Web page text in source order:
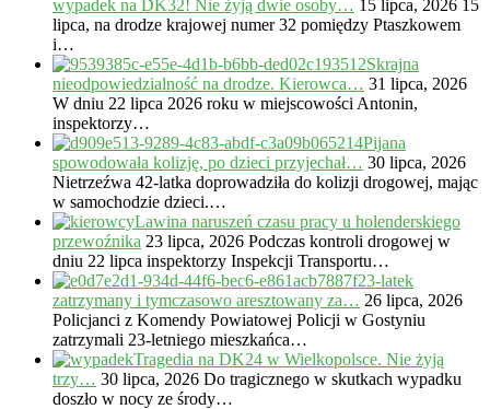
wypadek na DK32! Nie żyją dwie osoby… 15 lipca, 2026 15
lipca, na drodze krajowej numer 32 pomiędzy Ptaszkowem
i…
Skrajna
nieodpowiedzialność na drodze. Kierowca… 31 lipca, 2026
W dniu 22 lipca 2026 roku w miejscowości Antonin,
inspektorzy…
Pijana
spowodowała kolizję, po dzieci przyjechał… 30 lipca, 2026
Nietrzeźwa 42-latka doprowadziła do kolizji drogowej, mając
w samochodzie dzieci.…
Lawina naruszeń czasu pracy u holenderskiego
przewoźnika 23 lipca, 2026 Podczas kontroli drogowej w
dniu 22 lipca inspektorzy Inspekcji Transportu…
23-latek
zatrzymany i tymczasowo aresztowany za… 26 lipca, 2026
Policjanci z Komendy Powiatowej Policji w Gostyniu
zatrzymali 23-letniego mieszkańca…
Tragedia na DK24 w Wielkopolsce. Nie żyją
trzy… 30 lipca, 2026 Do tragicznego w skutkach wypadku
doszło w nocy ze środy…